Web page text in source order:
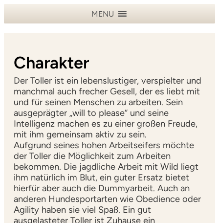
MENU
Charakter
Der Toller ist ein lebenslustiger, verspielter und
manchmal auch frecher Gesell, der es liebt mit
und für seinen Menschen zu arbeiten. Sein
ausgeprägter „will to please“ und seine
Intelligenz machen es zu einer großen Freude,
mit ihm gemeinsam aktiv zu sein.
Aufgrund seines hohen Arbeitseifers möchte
der Toller die Möglichkeit zum Arbeiten
bekommen. Die jagdliche Arbeit mit Wild liegt
ihm natürlich im Blut, ein guter Ersatz bietet
hierfür aber auch die Dummyarbeit. Auch an
anderen Hundesportarten wie Obedience oder
Agility haben sie viel Spaß. Ein gut
ausgelasteter Toller ist Zuhause ein